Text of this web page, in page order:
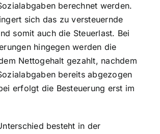
berechnet werden.
sich das zu versteuernde
somit auch die Steuerlast. Bei
hingegen werden die
Nettogehalt gezahlt, nachdem
bereits abgezogen
erfolgt die Besteuerung erst im
besteht in der